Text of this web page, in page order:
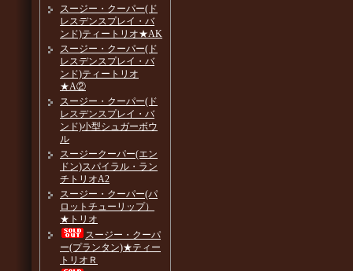
スージー・クーパー(ド
レスデンスプレイ・バ
ンド)ティートリオ★AK
スージー・クーパー(ド
レスデンスプレイ・バ
ンド)ティートリオ
★A②
スージー・クーパー(ド
レスデンスプレイ・バ
ンド)小型シュガーボウ
ル
スージークーパー(エン
ドン)スパイラル・ラン
チトリオA2
スージー・クーパー(パ
ロットチューリップ）
★トリオ
スージー・クーパ
ー(プランタン)★ティー
トリオＲ